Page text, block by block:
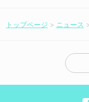
トップページ ニュース